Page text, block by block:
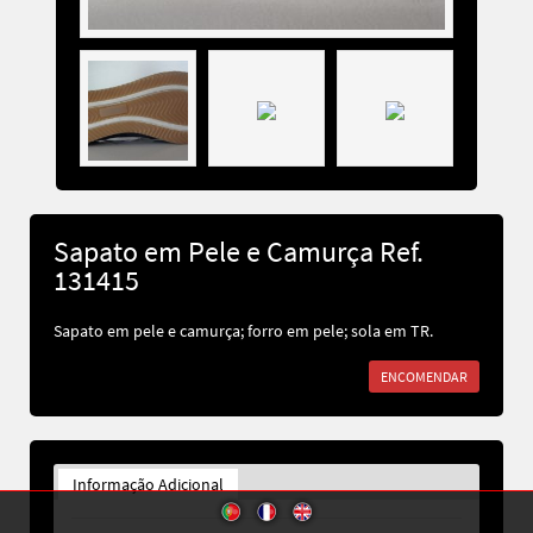
Sapato em Pele e Camurça Ref.
131415
Sapato em pele e camurça; forro em pele; sola em TR.
ENCOMENDAR
Informação Adicional